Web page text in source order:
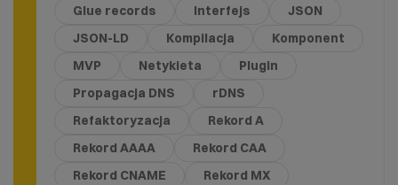
Glue records
Interfejs
JSON
JSON-LD
Kompilacja
Komponent
MVP
Netykieta
Plugin
Propagacja DNS
rDNS
Refaktoryzacja
Rekord A
Rekord AAAA
Rekord CAA
Rekord CNAME
Rekord MX